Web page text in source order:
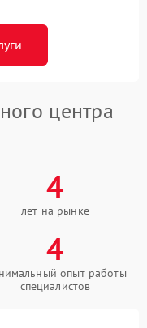
центра
4
лет на рынке
4
опыт работы
специалистов